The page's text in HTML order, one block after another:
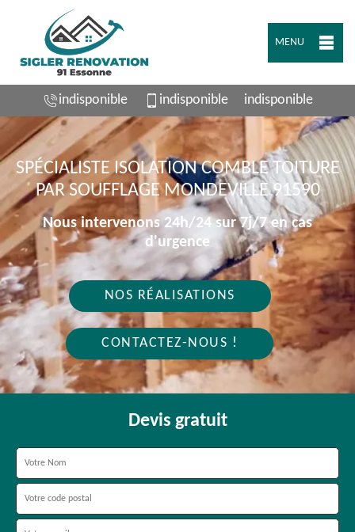
MENU
indisponible indisponible indisponible
SPÉCIALISTE ISOLATION COMBLE TOITURE
PAR SOUFFLAGE MONDEVILLE 91590
Nous intervenons 24h/24 sur 7j/7 en cas
d'urgence
NOS RÉALISATIONS
CONTACTEZ-NOUS !
Devis gratuit